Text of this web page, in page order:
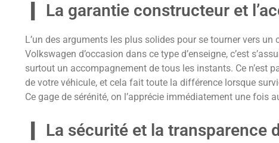
La garantie constructeur et
L’un des arguments les plus solides pour se tourner vers un
Volkswagen d’occasion dans ce type d’enseigne, c’est
surtout un accompagnement de tous les instants. Ce n’est
de votre véhicule, et cela fait toute la différence lorsque
Ce gage de sérénité, on l’apprécie immédiatement une fois
La sécurité et la transparence